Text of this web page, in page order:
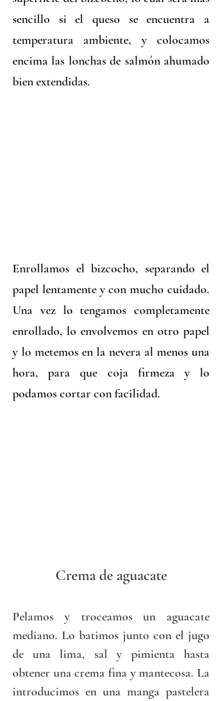
sencillo si el queso se encuentra a
temperatura ambiente, y colocamos
encima las lonchas de salmón ahumado
bien extendidas.
Enrollamos el bizcocho, separando el
papel lentamente y con mucho cuidado.
Una vez lo tengamos completamente
enrollado, lo envolvemos en otro papel
y lo metemos en la nevera al menos una
hora, para que coja firmeza y lo
podamos cortar con facilidad.
Crema de aguacate
mediano. Lo batimos junto con el jugo
de una lima, sal y pimienta hasta
obtener una crema fina y mantecosa. La
introducimos en una manga pastelera